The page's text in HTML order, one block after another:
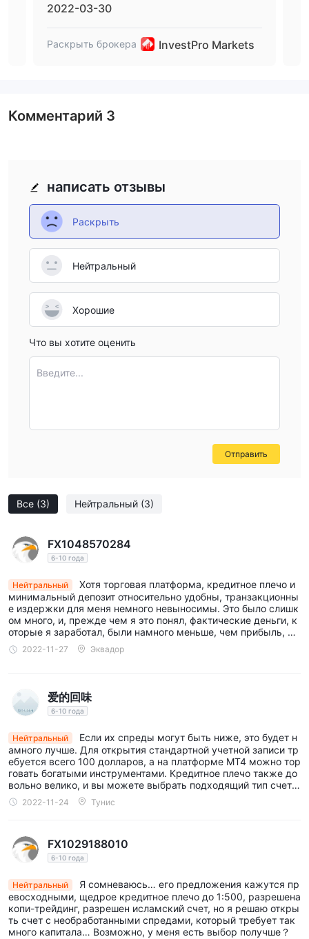
2022-03-30
Раскрыть брокера InvestPro Markets
Все (3) Нейтральный (3)
FX1048570284
6-10 года
Нейтральный
Хотя торговая платформа, кредитное плечо и
минимальный депозит относительно удобны, транзакционны
е издержки для меня немного невыносимы. Это было слишк
ом много, и, прежде чем я это понял, фактические деньги, к
оторые я заработал, были намного меньше, чем прибыль, ко
торую я рассчитал!
2022-11-27 Эквадор
爱的回味
6-10 года
Нейтральный
Если их спреды могут быть ниже, это будет н
амного лучше. Для открытия стандартной учетной записи тр
ебуется всего 100 долларов, а на платформе MT4 можно тор
говать богатыми инструментами. Кредитное плечо также до
вольно велико, и вы можете выбрать подходящий тип счета
в соответствии с торговыми условиями.
2022-11-24 Тунис
FX1029188010
6-10 года
Нейтральный
Я сомневаюсь… его предложения кажутся пр
евосходными, щедрое кредитное плечо до 1:500, разрешена
копи-трейдинг, разрешен исламский счет, но я решаю откры
ть счет с необработанными спредами, который требует так
много капитала… Возможно, у меня есть выбор получше？
написать отзывы
Раскрыть
Нейтральный
Хорошие
Что вы хотите оценить
Введите...
Отправить
Комментарий 3